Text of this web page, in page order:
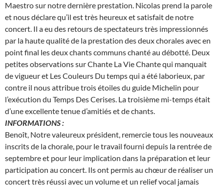
Maestro sur notre dernière prestation. Nicolas prend la parole
et nous déclare qu’il est très heureux et satisfait de notre
concert. Il a eu des retours de spectateurs très impressionnés
par la haute qualité de la prestation des deux chorales avec en
point final les deux chants communs chanté au débotté. Deux
petites observations sur Chante La Vie Chante qui manquait
de vigueur et Les Couleurs Du temps qui a été laborieux, par
contre il nous attribue trois étoiles du guide Michelin pour
l’exécution du Temps Des Cerises. La troisième mi-temps était
d’une excellente tenue d’amitiés et de chants.
INFORMATIONS :
Benoît, Notre valeureux président, remercie tous les nouveaux
inscrits de la chorale, pour le travail fourni depuis la rentrée de
septembre et pour leur implication dans la préparation et leur
participation au concert. Ils ont permis au chœur de réaliser un
concert très réussi avec un volume et un relief vocal jamais